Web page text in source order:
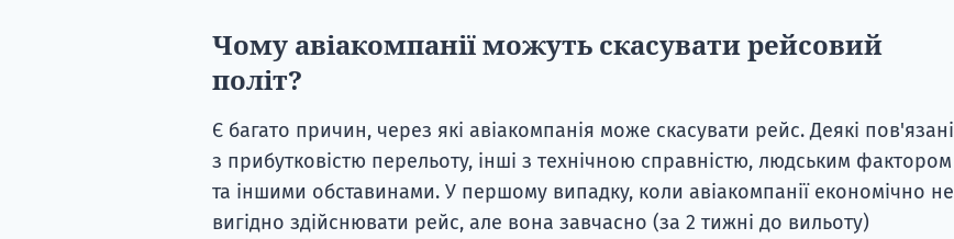
Чому авіакомпанії можуть скасувати рейсовий
політ?
Є багато причин, через які авіакомпанія може скасувати рейс. Деякі пов'язані
з прибутковістю перельоту, інші з технічною справністю, людським фактором
та іншими обставинами. У першому випадку, коли авіакомпанії економічно не
вигідно здійснювати рейс, але вона завчасно (за 2 тижні до вильоту)